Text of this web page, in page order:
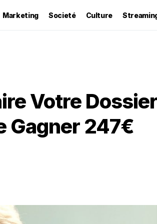
Marketing Societé Culture
Votre Dossier
Gagner 247€